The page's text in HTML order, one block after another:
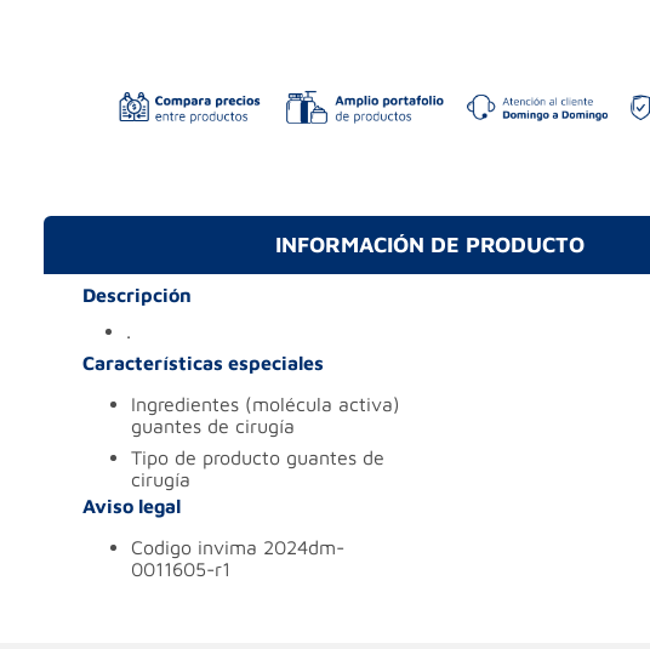
INFORMACIÓN DE PRODUCTO
Descripción
.
Características especiales
ingredientes (molécula activa)
guantes de cirugía
tipo de producto guantes de
cirugía
Aviso legal
codigo invima 2024dm-
0011605-r1